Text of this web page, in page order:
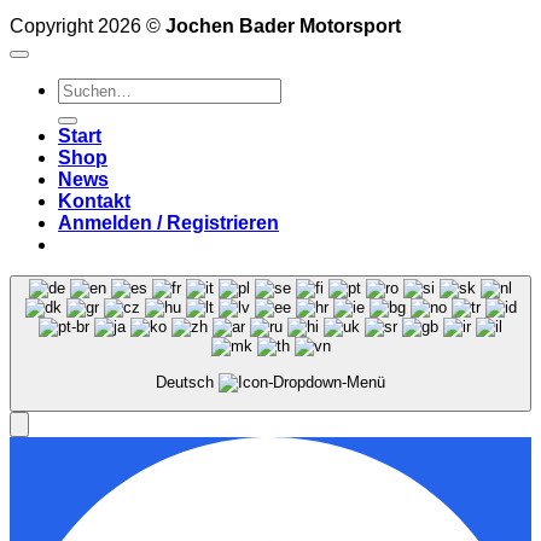
Copyright 2026 © Jochen Bader Motorsport
Suchen
nach:
Start
Shop
News
Kontakt
Anmelden / Registrieren
Deutsch